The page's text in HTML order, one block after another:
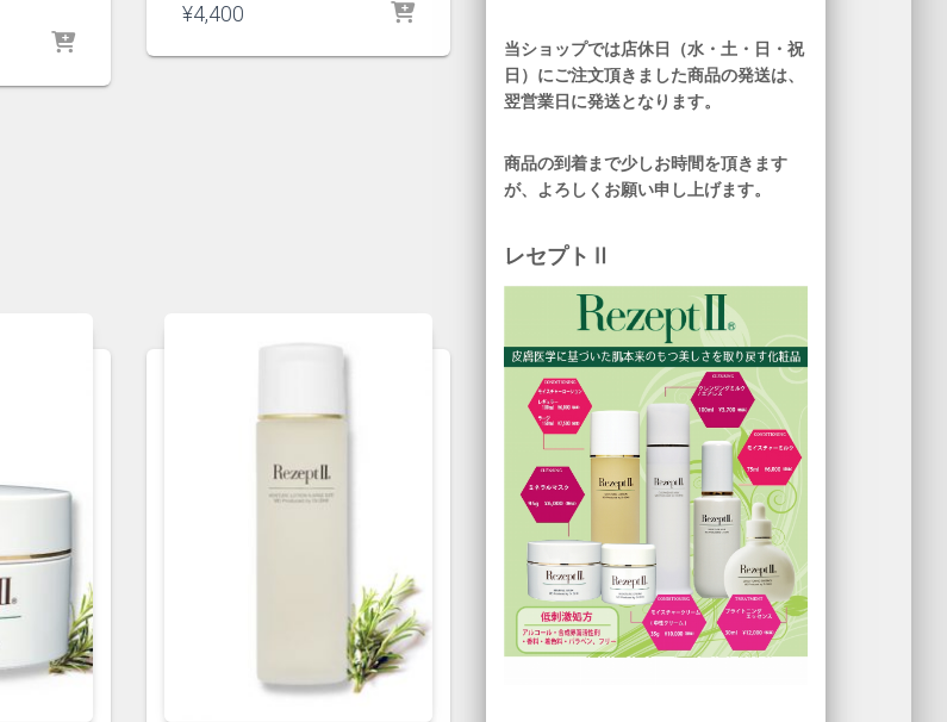
¥4,400
当ショップでは店休日（水・土・日・祝
日）にご注文頂きました商品の発送は、
翌営業日に発送となります。
商品の到着まで少しお時間を頂きます
が、よろしくお願い申し上げます。
レセプトⅡ